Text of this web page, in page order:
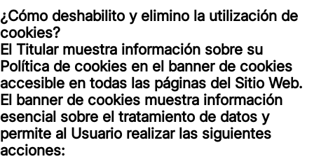
¿Cómo deshabilito y elimino la utilización de
cookies?
El Titular muestra información sobre su
Política de cookies en el banner de cookies
accesible en todas las páginas del Sitio Web.
El banner de cookies muestra información
esencial sobre el tratamiento de datos y
permite al Usuario realizar las siguientes
acciones: